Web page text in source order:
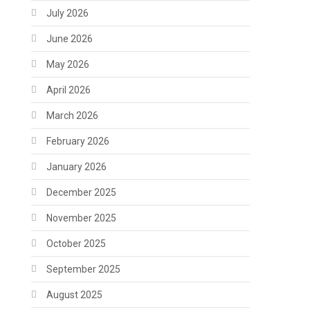
July 2026
June 2026
May 2026
April 2026
March 2026
February 2026
January 2026
December 2025
November 2025
October 2025
September 2025
August 2025